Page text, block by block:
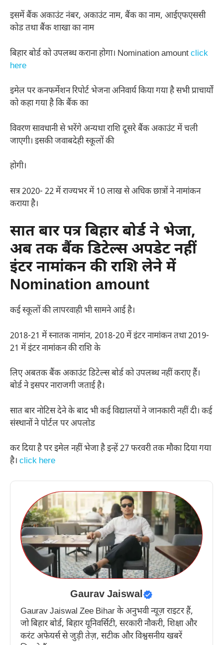
इसमें बैंक अकाउंट नंबर, अकाउंट नाम, बैंक का नाम, आईएफएससी
कोड तथा बैंक शाखा का नाम
बिहार बोर्ड को उपलब्ध कराना होगा। Nomination amountclick
here
इमेल पर कनफर्मेशन रिपोर्ट भेजना अनिवार्य किया गया है सभी प्राचार्यों
को कहा गया है कि बैंक का
विवरण सावधानी से भरेंगे अन्यथा राशि दूसरे बैंक अकाउंट में चली
जाएगी। इसकी जवाबदेही स्कूलों की
होगी।
सत्र 2020- 22 में राज्यभर में 10 लाख से अधिक छात्रों ने नामांकन
कराया है।
सात बार पत्र बिहार बोर्ड ने भेजा,
अब तक बैंक डिटेल्स अपडेट नहीं
इंटर नामांकन की राशि लेने में
Nomination amount
कई स्कूलों की लापरवाही भी सामने आई है।
2018-21 में स्नातक नामांन, 2018-20 में इंटर नामांकन तथा 2019-
21 में इंटर नामांकन की राशि के
लिए अबतक बैंक अकाउंट डिटेल्स बोर्ड को उपलब्ध नहीं कराए हैं।
बोर्ड ने इसपर नाराजगी जताई है।
सात बार नोटिस देने के बाद भी कई विद्यालयों ने जानकारी नहीं दी। कई
संस्थानों ने पोर्टल पर अपलोड
कर दिया है पर इमेल नहीं भेजा है इन्हें 27 फरवरी तक मौका दिया गया
है। click here
Gaurav Jaiswal
Gaurav Jaiswal Zee Bihar के अनुभवी न्यूज़ राइटर हैं,
जो बिहार बोर्ड, बिहार यूनिवर्सिटी, सरकारी नौकरी, शिक्षा और
करंट अफेयर्स से जुड़ी तेज़, सटीक और विश्वसनीय खबरें